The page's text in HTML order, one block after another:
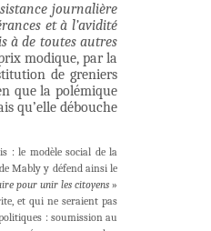
journalière
et à l’avidité
à de toutes autres
modique, par la
de greniers
que la polémique
qu’elle débouche
: le modèle social de la
Mably y défend ainsi le
pour unir les citoyens»
et qui ne seraient pas
: soumission au